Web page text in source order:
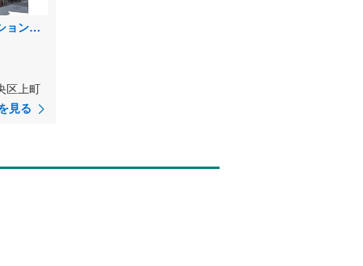
ライオンズマンション上町
区上町
見る